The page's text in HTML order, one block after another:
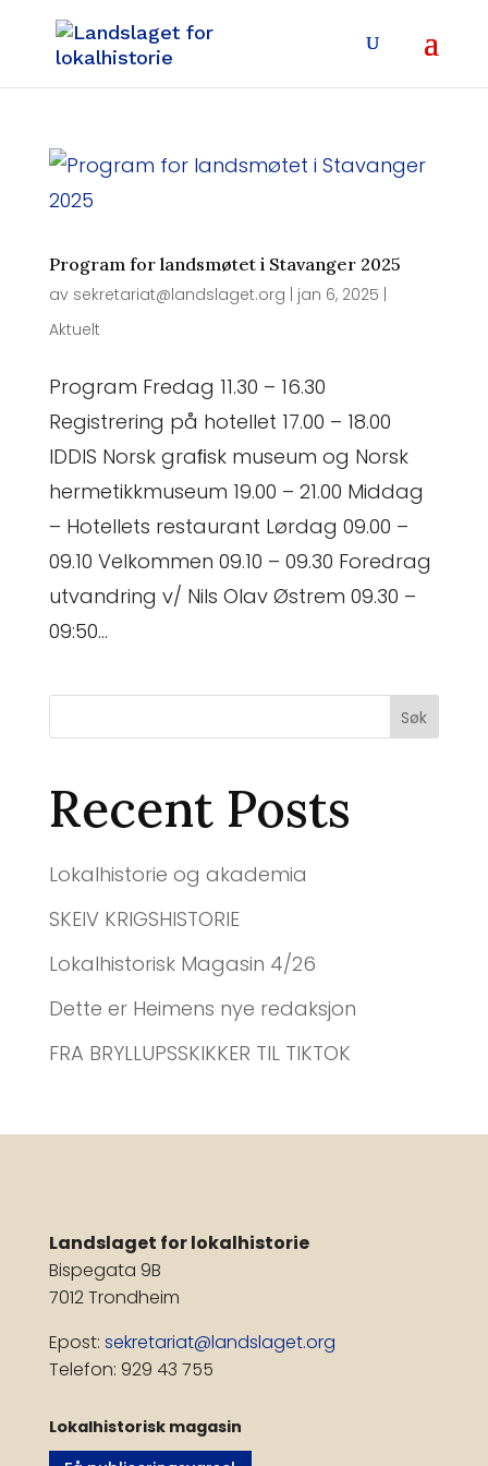
Program for landsmøtet i Stavanger 2025
av sekretariat@landslaget.org jan 6, 2025
Aktuelt
Program Fredag 11.30 – 16.30
Registrering på hotellet 17.00 – 18.00
IDDIS Norsk graﬁsk museum og Norsk
hermetikkmuseum 19.00 – 21.00 Middag
– Hotellets restaurant Lørdag 09.00 –
09.10 Velkommen 09.10 – 09.30 Foredrag
utvandring v/ Nils Olav Østrem 09.30 –
09:50...
Søk
Recent Posts
Lokalhistorie og akademia
SKEIV KRIGSHISTORIE
Lokalhistorisk Magasin 4/26
Dette er Heimens nye redaksjon
FRA BRYLLUPSSKIKKER TIL TIKTOK
Landslaget for lokalhistorie
Bispegata 9B
7012 Trondheim
Epost: sekretariat@landslaget.org
Telefon: 929 43 755
Lokalhistorisk magasin